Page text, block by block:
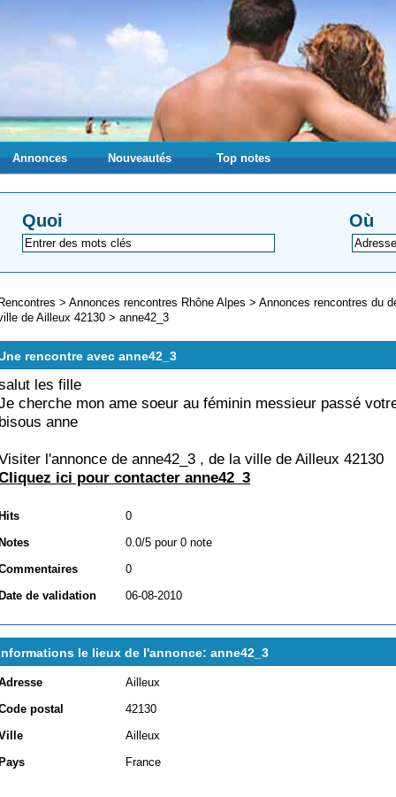
Annonces Nouveautés Top notes
Quoi Où
> Annonces rencontres Rhône Alpes > Annonces rencontres du
de Ailleux 42130 > anne42_3
rencontre avec anne42_3
les fille
cherche mon ame soeur au féminin messieur passé
anne
l'annonce de anne42_3 , de la ville de Ailleux 42130
ici pour contacter anne42_3
0
0.0/5 pour 0 note
0
de validation
06-08-2010
le lieux de l'annonce: anne42_3
Ailleux
postal
42130
Ailleux
France